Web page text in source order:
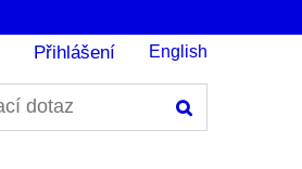
Přihlášení English